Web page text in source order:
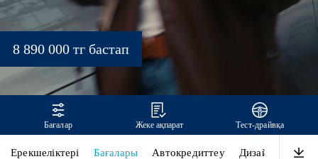
ELANTRA
8 890 000 тг бастап
Бағалар Жеке ақпарат Тест-драйвқа
Ерекшеліктері Бағалары Автокредиттеу Дизайны